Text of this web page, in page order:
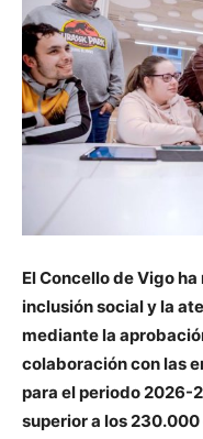
El Concello de Vigo
inclusión social y la
mediante la
colaboración con las
para el periodo 2026-
superior a los 230.000